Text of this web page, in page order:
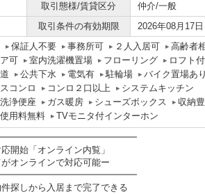
取引態様/賃貸区分
仲介/一般
取引条件の有効期限 2026年08月17日
保証人不要 事務所可 ２人入居可
高齢者
可 室内洗濯機置場 フローリング ロフト
公共下水 電気有 駐輪場
バイク置場あり
コンロ コンロ２口以上
システムキッチン
浄便座 ガス暖房 シューズボックス 収納
用料無料 TVモニタ付インターホン
開始「オンライン内覧」
オンラインで対応可能ー
探しから入居まで完了できる